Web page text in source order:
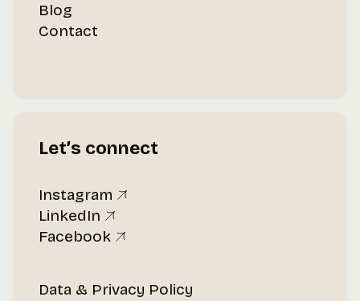
Blog
Contact
Let’s connect
Instagram
LinkedIn
Facebook
Data & Privacy Policy